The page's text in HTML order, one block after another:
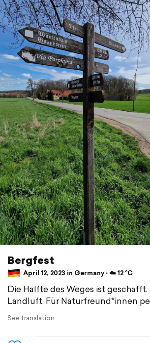
Bergfest
April 12, 2023 in Germany ⋅ ☁️ 12 °C
Die Hälfte des Weges ist
Landluft. Für Naturfreund*innen
See translation